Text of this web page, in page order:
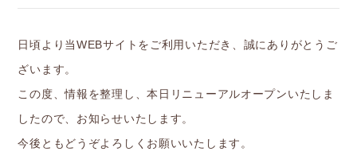
日頃より当WEBサイトをご利用いただき、誠にありがとうご
ざいます。
この度、情報を整理し、本日リニューアルオープンいたしま
したので、お知らせいたします。
今後ともどうぞよろしくお願いいたします。